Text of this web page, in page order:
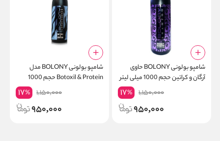
شامپو بولونی BOLONY حاوی
آرگان و کراتین حجم 1000 میلی لیتر
1,150,000
17%
950,000
شامپو بولونی BOLONY مدل
Botoxil & Protein حجم 1000
1,150,000
17%
950,000